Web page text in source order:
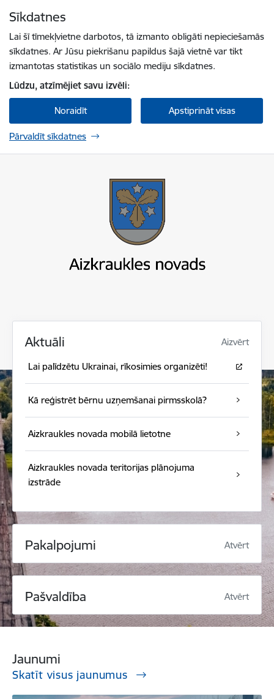
Sīkdatnes
Lai šī tīmekļvietne darbotos, tā izmanto obligāti nepieciešamās
sīkdatnes. Ar Jūsu piekrišanu papildus šajā vietnē var tikt
izmantotas statistikas un sociālo mediju sīkdatnes.
Lūdzu, atzīmējiet savu izvēli:
Noraidīt Apstiprināt visas
Pārvaldīt sīkdatnes
Aktuāli Aizvērt
Lai palīdzētu Ukrainai, rīkosimies organizēti!
Kā reģistrēt bērnu uzņemšanai pirmsskolā?
Aizkraukles novada mobilā lietotne
Aizkraukles novada teritorijas plānojuma
izstrāde
Pakalpojumi Atvērt
Pašvaldība Atvērt
Jaunumi
Skatīt visus jaunumus